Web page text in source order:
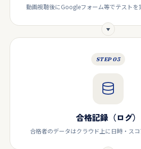
動画視聴後にGoogleフォーム等でテストを
STEP 03
合格記録（ログ）
合格者のデータはクラウド上に日時・ス